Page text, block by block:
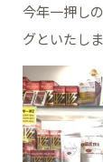
今年一押し
グといたし